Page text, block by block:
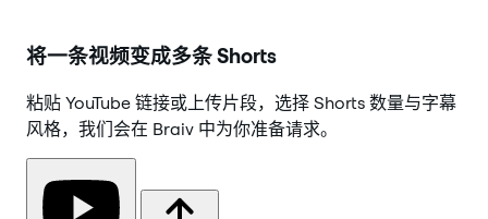
将一条视频变成多条 Shorts
粘贴 YouTube 链接或上传片段，选择 Shorts 数量与字幕
风格，我们会在 Braiv 中为你准备请求。